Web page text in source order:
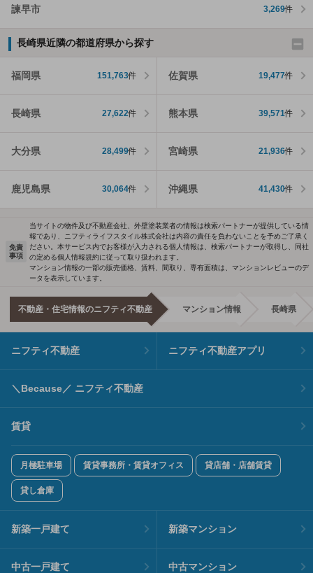
諫早市 3,269件
長崎県近隣の都道府県から探す
福岡県 151,763件 佐賀県 19,477件
長崎県 27,622件 熊本県 39,571件
大分県 28,499件 宮崎県 21,936件
鹿児島県 30,064件 沖縄県 41,430件
免責
事項
当サイトの物件及び不動産会社、外壁塗装業者の情報は検索パートナーが提供している情
報であり、ニフティライフスタイル株式会社は内容の責任を負わないことを予めご了承く
ださい。本サービス内でお客様が入力される個人情報は、検索パートナーが取得し、同社
の定める個人情報規約に従って取り扱われます。
マンション情報の一部の販売価格、賃料、間取り、専有面積は、マンションレビューのデ
ータを表示しています。
不動産・住宅情報のニフティ不動産 マンション情報 長崎県
ニフティ不動産 ニフティ不動産アプリ
＼Because／ ニフティ不動産
賃貸
月極駐車場 賃貸事務所・賃貸オフィス 貸店舗・店舗賃貸
貸し倉庫
新築一戸建て 新築マンション
中古一戸建て 中古マンション